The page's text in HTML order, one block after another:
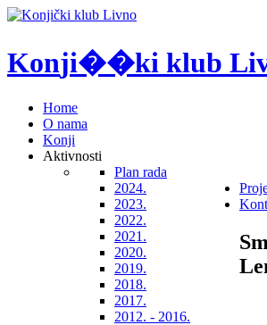
Konji��ki klub Li
Home
O nama
Konji
Aktivnosti
Plan rada
2024.
2023.
2022.
2021.
2020.
2019.
2018.
2017.
2012. - 2016.